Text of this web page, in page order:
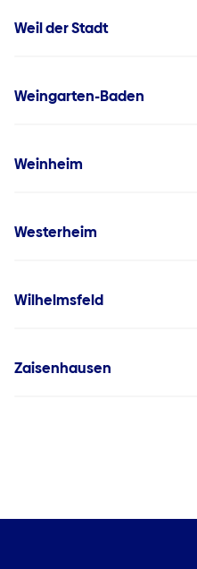
Weil der Stadt
Weingarten-Baden
Weinheim
Westerheim
Wilhelmsfeld
Zaisenhausen